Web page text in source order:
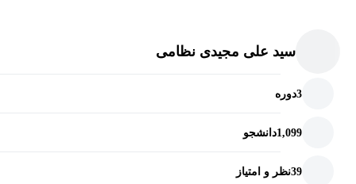
سید علی مجیدی نظامی
3دوره
1,099دانشجو
39نظر و امتیاز